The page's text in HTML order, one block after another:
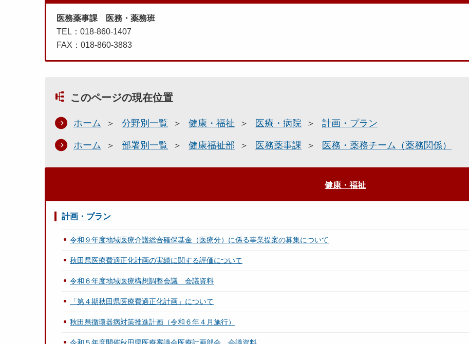
医務薬事課 医務・薬務班
TEL：018-860-1407
FAX：018-860-3883
このページの現在位置
ホーム 分野別一覧 健康・福祉 医療・病院 計画・プラン
ホーム 部署別一覧 健康福祉部 医務薬事課 医務・薬務チーム（薬務関係）
健康・福祉
計画・プラン
令和９年度地域医療介護総合確保基金（医療分）に係る事業提案の募集について
秋田県医療費適正化計画の実績に関する評価について
令和６年度地域医療構想調整会議 会議資料
「第４期秋田県医療費適正化計画」について
秋田県循環器病対策推進計画（令和６年４月施行）